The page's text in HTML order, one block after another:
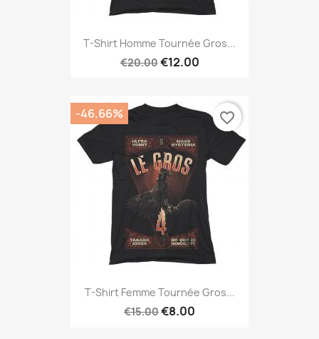
T-Shirt Homme Tournée Gros...
€20.00€12.00
T-Shirt Femme Tournée Gros...
€15.00€8.00
-46.66% favorite_border